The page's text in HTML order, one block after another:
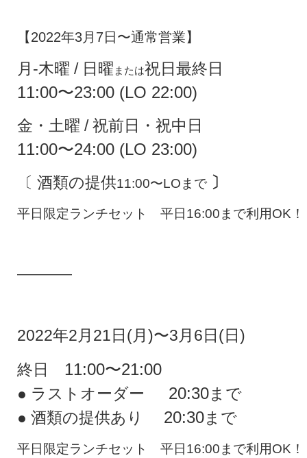
【2022年3月7日〜通常営業】
月-木曜 / 日曜 または祝日最終日
11:00〜23:00 (LO 22:00)
金・土曜 / 祝前日・祝中日
11:00〜24:00 (LO 23:00)
〔 酒類の提供11:00〜LOまで 〕
平日限定ランチセット 平日16:00まで利用OK！
————
2022年2月21日(月)〜3月6日(日)
終日 11:00〜21:00
● ラストオーダー 20:30まで
● 酒類の提供あり 20:30まで
平日限定ランチセット 平日16:00まで利用OK！